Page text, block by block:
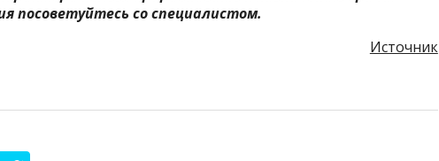
посоветуйтесь со специалистом.
Источник